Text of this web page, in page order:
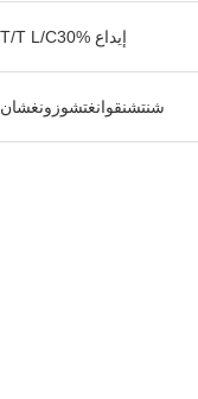
T/T L/C30% إيداع
شنتشنقوانغتشوزونغشان